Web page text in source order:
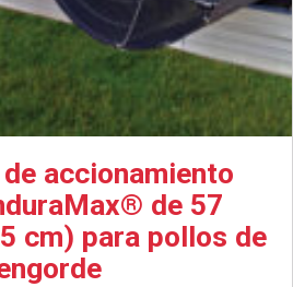
accionamiento
de 57
cm) para pollos de